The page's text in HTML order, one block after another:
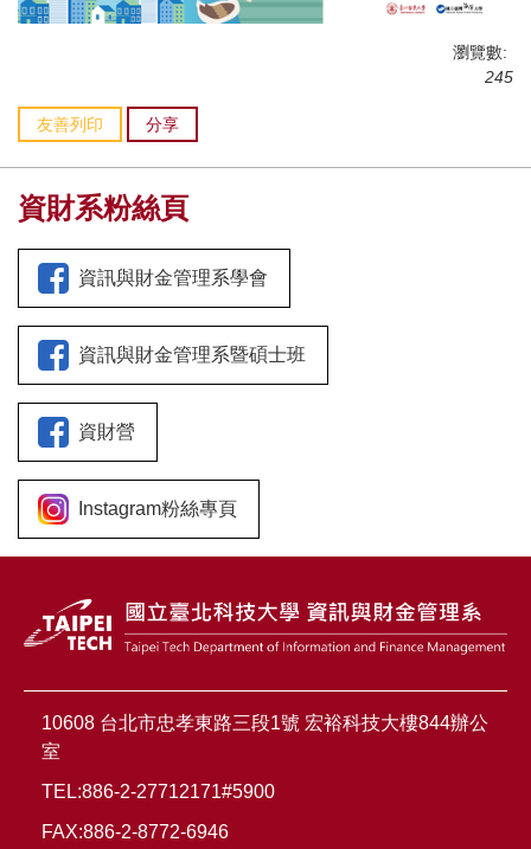
瀏覽數:
245
友善列印 分享
資財系粉絲頁
資訊與財金管理系學會
資訊與財金管理系暨碩士班
資財營
Instagram粉絲專頁
10608 台北市忠孝東路三段1號 宏裕科技大樓844辦公
室
TEL:886-2-27712171#5900
FAX:886-2-8772-6946